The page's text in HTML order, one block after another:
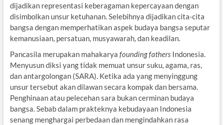
dijadikan representasi keberagaman kepercayaan dengan
disimbolkan unsur ketuhanan. Selebihnya dijadikan cita-cita
bangsa dengan memperhatikan aspek budaya bangsa seputar
kemanusiaan, persatuan, musyawarah, dan keadilan.
Pancasila merupakan mahakarya founding fathersIndonesia.
Menyusun diksi yang tidak memuat unsur suku, agama, ras,
dan antargolongan (SARA). Ketika ada yang menyinggung
unsur tersebut akan dilawan secara kompak dan bersama.
Penghinaan atau pelecehan sara bukan cerminan budaya
bangsa. Sebab dalam prakteknya kebudayaan Indonesia
senang menghargai perbedaan dan mengindahkan rasa